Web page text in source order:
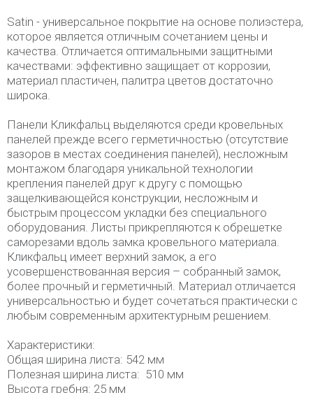
Satin - универсальное покрытие на основе полиэстера,
которое является отличным сочетанием цены и
качества. Отличается оптимальными защитными
качествами: эффективно защищает от коррозии,
материал пластичен, палитра цветов достаточно
широка.
Панели Кликфальц выделяются среди кровельных
панелей прежде всего герметичностью (отсутствие
зазоров в местах соединения панелей), несложным
монтажом благодаря уникальной технологии
крепления панелей друг к другу с помощью
защелкивающейся конструкции, несложным и
быстрым процессом укладки без специального
оборудования. Листы прикрепляются к обрешетке
саморезами вдоль замка кровельного материала.
Кликфальц имеет верхний замок, а его
усовершенствованная версия – собранный замок,
более прочный и герметичный. Материал отличается
универсальностью и будет сочетаться практически с
любым современным архитектурным решением.
Характеристики:
Общая ширина листа: 542 мм
Полезная ширина листа: 510 мм
Высота гребня: 25 мм